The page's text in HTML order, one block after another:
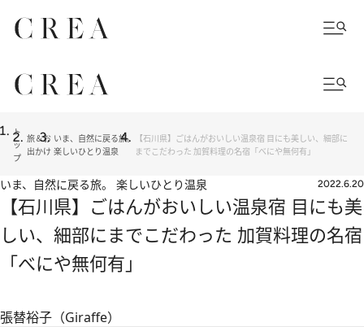
ト
ッ
プ
旅＆お
出かけ
いま、自然に戻る旅。
楽しいひとり温泉
【石川県】ごはんがおいしい温泉宿 目にも美しい、細部に
までこだわった 加賀料理の名宿「べにや無何有」
いま、自然に戻る旅。 楽しいひとり温泉 2022.6.20
【石川県】ごはんがおいしい温泉宿 目にも美
しい、細部にまでこだわった 加賀料理の名宿
「べにや無何有」
張替裕子（Giraffe）